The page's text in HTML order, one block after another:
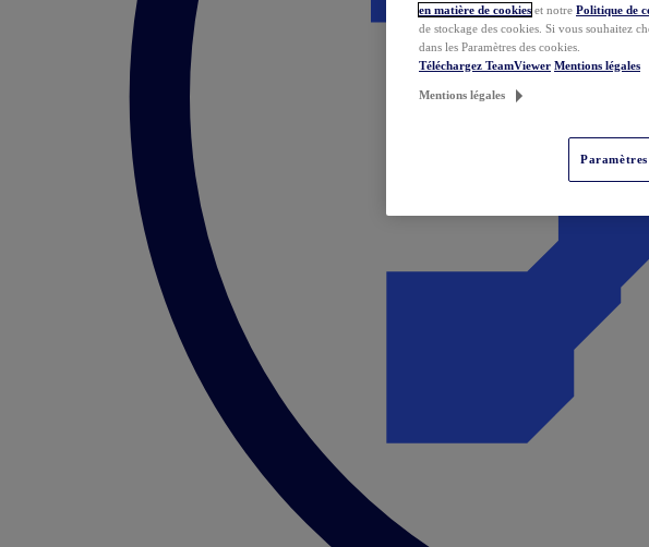
en matière de cookies et notre Politique de
de stockage des cookies. Si vous souhaitez
dans les Paramètres des cookies.
Téléchargez TeamViewer Mentions légales
Mentions légales
Paramètres